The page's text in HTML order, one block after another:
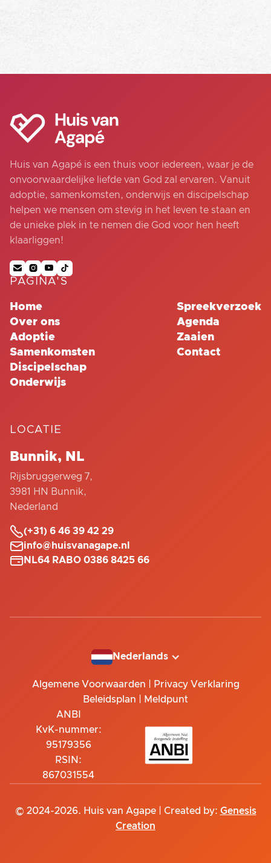
Huis van Agapé is een thuis voor iedereen, waar je de
onvoorwaardelijke liefde van God zal ervaren. Vanuit
adoptie, samenkomsten, onderwijs en discipelschap
helpen we mensen om stevig in het leven te staan en
de unieke plek in te nemen die God voor hen heeft
klaarliggen!
   
PAGINA'S
Home
Over ons
Adoptie
Samenkomsten
Discipelschap
Onderwijs
Spreekverzoek
Agenda
Zaaien
Contact
LOCATIE
Bunnik, NL
Rijsbruggerweg 7,
3981 HN Bunnik,
Nederland
(+31) 6 46 39 42 29
info@huisvanagape.nl
 NL64 RABO 0386 8425 66
Nederlands
Algemene Voorwaarden
Privacy Verklaring
Beleidsplan
Meldpunt
ANBI
KvK-nummer:
95179356
RSIN:
867031554
© 2024-2026. Huis van Agape | Created by: Genesis
Creation